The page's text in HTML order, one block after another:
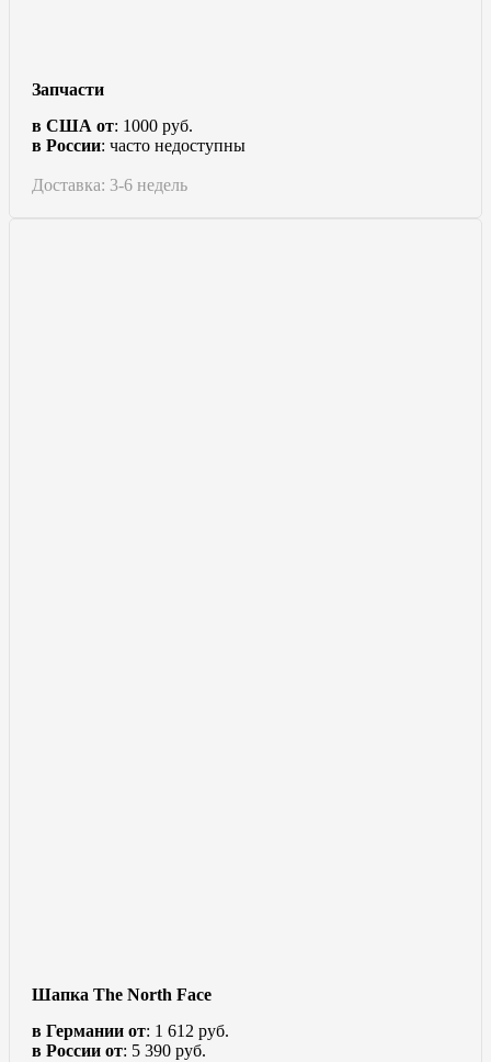
Запчасти
в США от: 1000 руб.
в России: часто недоступны
Доставка: 3-6 недель
Шапка The North Face
в Германии от: 1 612 руб.
в России от: 5 390 руб.